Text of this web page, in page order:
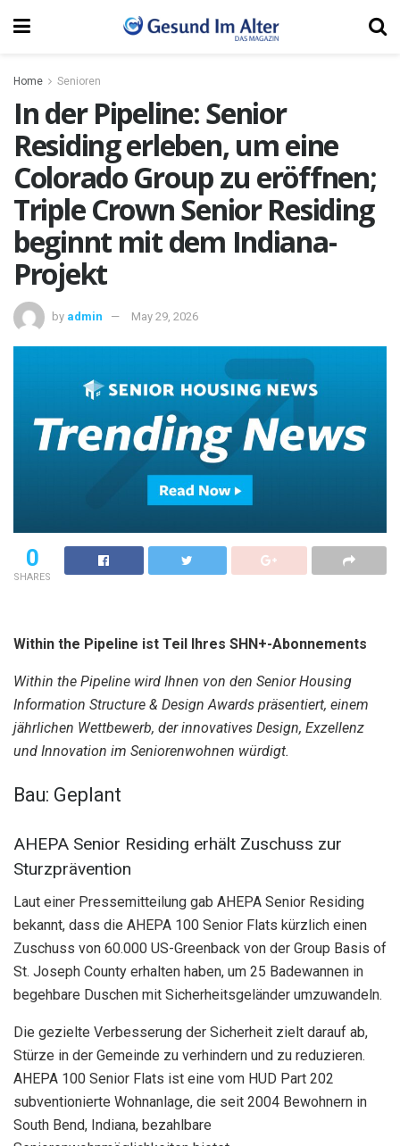
Home Senioren
In der Pipeline: Senior
Residing erleben, um eine
Colorado Group zu eröffnen;
Triple Crown Senior Residing
beginnt mit dem Indiana-
Projekt
by admin May 29, 2026
0
SHARES
Within the Pipeline ist Teil Ihres SHN+-Abonnements
Within the Pipeline wird Ihnen von den Senior Housing
Information Structure & Design Awards präsentiert, einem
jährlichen Wettbewerb, der innovatives Design, Exzellenz
und Innovation im Seniorenwohnen würdigt.
Bau: Geplant
AHEPA Senior Residing erhält Zuschuss zur
Sturzprävention
Laut einer Pressemitteilung gab AHEPA Senior Residing
bekannt, dass die AHEPA 100 Senior Flats kürzlich einen
Zuschuss von 60.000 US-Greenback von der Group Basis of
St. Joseph County erhalten haben, um 25 Badewannen in
begehbare Duschen mit Sicherheitsgeländer umzuwandeln.
Die gezielte Verbesserung der Sicherheit zielt darauf ab,
Stürze in der Gemeinde zu verhindern und zu reduzieren.
AHEPA 100 Senior Flats ist eine vom HUD Part 202
subventionierte Wohnanlage, die seit 2004 Bewohnern in
South Bend, Indiana, bezahlbare